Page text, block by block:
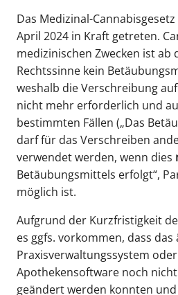
Das Medizinal-
April 2024 in Kraft getreten.
medizinischen Zwecken ist ab
Rechtssinne kein
weshalb die Verschreibung
nicht mehr erforderlich und
bestimmten Fällen („Das
darf für das Verschreiben
verwendet werden, wenn dies
Betäubungsmittels erfolgt“,
möglich ist.
Aufgrund der Kurzfristigkeit
es ggfs. vorkommen, dass
Praxisverwaltungssystem
Apothekensoftware noch
geändert werden konnten